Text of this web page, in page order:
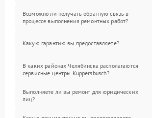
Возможно ли получать обратную связь в
процессе выполнения ремонтных работ?
Какую гарантию вы предоставляете?
В каких районах Челябинска располагаются
сервисные центры Kuppersbusch?
Выполняете ли вы ремонт для юридических
лиц?